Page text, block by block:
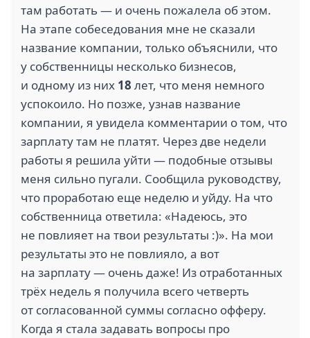
там работать — и очень пожалела об этом.
На этапе собеседования мне не сказали
название компании, только объяснили, что
у собственницы несколько бизнесов,
и одному из них 18 лет, что меня немного
успокоило. Но позже, узнав название
компании, я увидела комментарии о том, что
зарплату там не платят. Через две недели
работы я решила уйти — подобные отзывы
меня сильно пугали. Сообщила руководству,
что проработаю еще неделю и уйду. На что
собственница ответила: «Надеюсь, это
не повлияет на твои результаты :)». На мои
результаты это не повлияло, а вот
на зарплату — очень даже! Из отработанных
трёх недель я получила всего четверть
от согласованной суммы согласно офферу.
Когда я стала задавать вопросы про